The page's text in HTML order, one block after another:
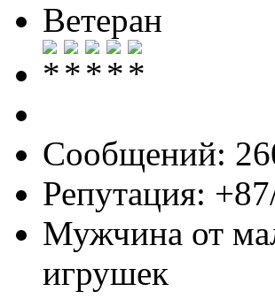
Ветеран
Сообщений:
Репутация:
Мужчина от
игрушек